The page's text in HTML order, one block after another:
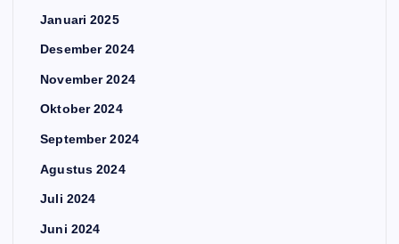
Januari 2025
Desember 2024
November 2024
Oktober 2024
September 2024
Agustus 2024
Juli 2024
Juni 2024